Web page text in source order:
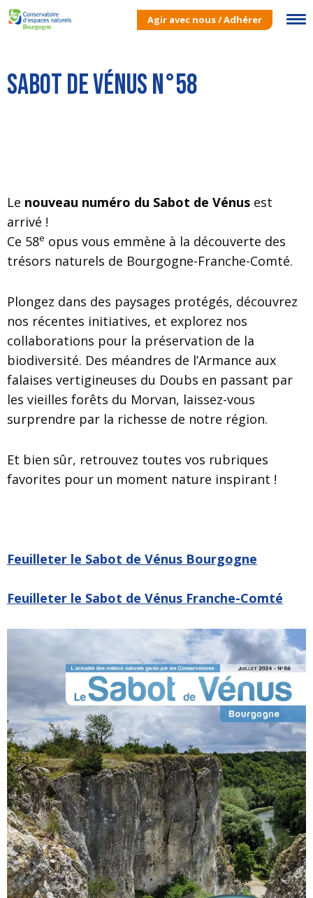
Agir avec nous / Adhérer
Sabot de Vénus n°58
Le nouveau numéro du Sabot de Vénus est
arrivé !
Ce 58e opus vous emmène à la découverte des
trésors naturels de Bourgogne-Franche-Comté.
Plongez dans des paysages protégés, découvrez
nos récentes initiatives, et explorez nos
collaborations pour la préservation de la
biodiversité. Des méandres de l’Armance aux
falaises vertigineuses du Doubs en passant par
les vieilles forêts du Morvan, laissez-vous
surprendre par la richesse de notre région.
Et bien sûr, retrouvez toutes vos rubriques
favorites pour un moment nature inspirant !
Feuilleter le Sabot de Vénus Bourgogne
Feuilleter le Sabot de Vénus Franche-Comté